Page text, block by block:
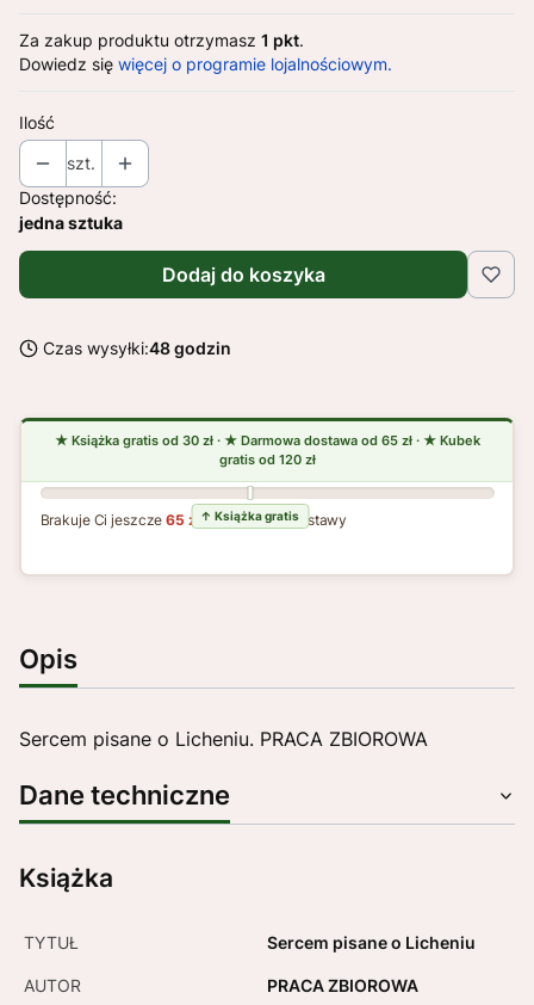
Za zakup produktu otrzymasz 1 pkt.
Dowiedz się więcej o programie lojalnościowym.
Ilość
szt.
Dostępność:
jedna sztuka
Dodaj do koszyka
Czas wysyłki:48 godzin
Brakuje Ci jeszcze65 zł do darmowej dostawy
Opis
Sercem pisane o Licheniu. PRACA ZBIOROWA
Dane techniczne
Książka
TYTUŁ Sercem pisane o Licheniu
AUTOR PRACA ZBIOROWA